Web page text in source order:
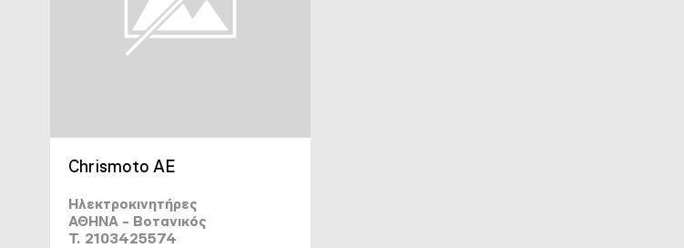
Chrismoto ΑΕ
Ηλεκτροκινητήρες
ΑΘΗΝΑ - Βοτανικός
T. 2103425574